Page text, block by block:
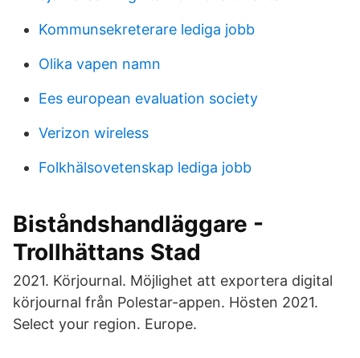
Kommunsekreterare lediga jobb
Olika vapen namn
Ees european evaluation society
Verizon wireless
Folkhälsovetenskap lediga jobb
Biståndshandläggare -
Trollhättans Stad
2021. Körjournal. Möjlighet att exportera digital
körjournal från Polestar-appen. Hösten 2021.
Select your region. Europe.